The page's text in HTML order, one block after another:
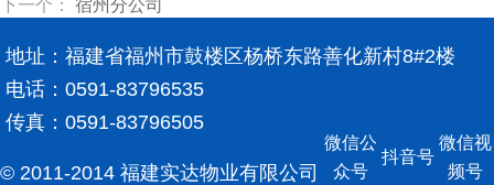
下一个： 宿州分公司
地址：福建省福州市鼓楼区杨桥东路善化新村8#2楼
电话：0591-83796535
传真：0591-83796505
© 2011-2014 福建实达物业有限公司
微信公
众号
抖音号
微信视
频号